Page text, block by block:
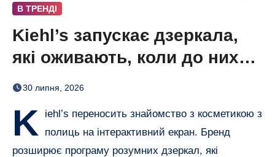
В ТРЕНДІ
Kiehl’s запускає дзеркала,
які оживають, коли до них
підходиш
30 липня, 2026
K
iehl’s переносить знайомство з косметикою з
полиць на інтерактивний екран. Бренд
розширює програму розумних дзеркал, які